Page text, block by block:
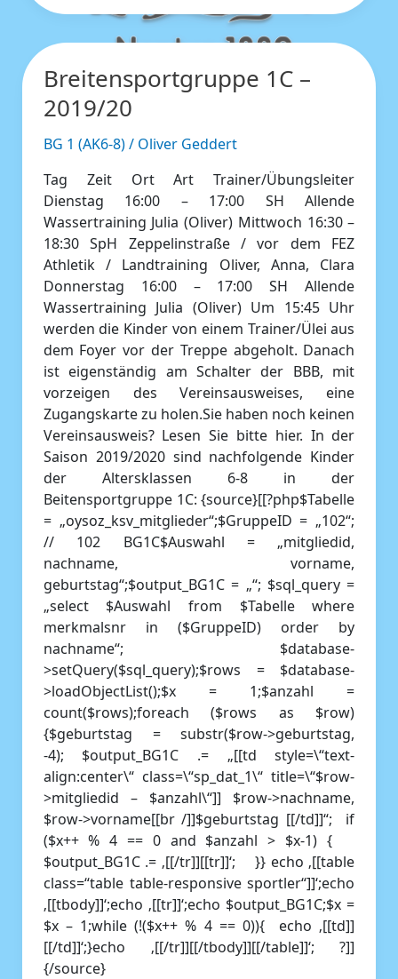
Breitensportgruppe 1C –
2019/20
BG 1 (AK6-8)/ Oliver Geddert
Tag Zeit Ort Art Trainer/Übungsleiter
Dienstag 16:00 – 17:00 SH Allende
Wassertraining Julia (Oliver) Mittwoch 16:30 –
18:30 SpH Zeppelinstraße / vor dem FEZ
Athletik / Landtraining Oliver, Anna, Clara
Donnerstag 16:00 – 17:00 SH Allende
Wassertraining Julia (Oliver) Um 15:45 Uhr
werden die Kinder von einem Trainer/Ülei aus
dem Foyer vor der Treppe abgeholt. Danach
ist eigenständig am Schalter der BBB, mit
vorzeigen des Vereinsausweises, eine
Zugangskarte zu holen.Sie haben noch keinen
Vereinsausweis? Lesen Sie bitte hier. In der
Saison 2019/2020 sind nachfolgende Kinder
der Altersklassen 6-8 in der
Beitensportgruppe 1C: {source}[[?php$Tabelle
= „oysoz_ksv_mitglieder“;$GruppeID = „102“;
// 102 BG1C$Auswahl = „mitgliedid,
nachname, vorname,
geburtstag“;$output_BG1C = „“; $sql_query =
„select $Auswahl from $Tabelle where
merkmalsnr in ($GruppeID) order by
nachname“; $database-
>setQuery($sql_query);$rows = $database-
>loadObjectList();$x = 1;$anzahl =
count($rows);foreach ($rows as $row)
{$geburtstag = substr($row->geburtstag,
-4); $output_BG1C .= „[[td style=\“text-
align:center\“ class=\“sp_dat_1\“ title=\“$row-
>mitgliedid – $anzahl\“]] $row->nachname,
$row->vorname[[br /]]$geburtstag [[/td]]“; if
($x++ % 4 == 0 and $anzahl > $x-1) {
$output_BG1C .= ‚[[/tr]][[tr]]‘; }} echo ‚[[table
class=“table table-responsive sportler“]]‘;echo
‚[[tbody]]‘;echo ‚[[tr]]‘;echo $output_BG1C;$x =
$x – 1;while (!($x++ % 4 == 0)){ echo ‚[[td]]
[[/td]]‘;}echo ‚[[/tr]][[/tbody]][[/table]]‘; ?]]
{/source}
Breitensportgruppe
–
2019/20